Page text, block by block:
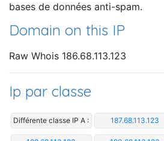
bases de données anti-spam.
Domain on this IP
Raw Whois 186.68.113.123
Ip par classe
Différente classe IP A : 187.68.113.123